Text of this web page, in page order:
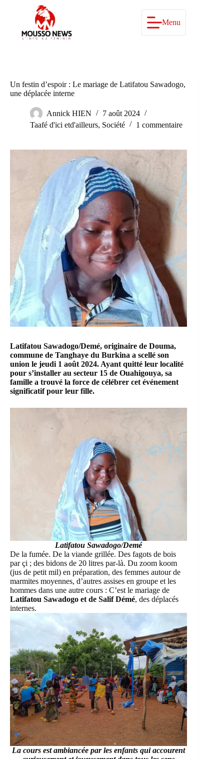
Menu
Un festin d’espoir : Le mariage de Latifatou Sawadogo,
une déplacée interne
Annick HIEN
7 août 2024
Taafé d'ici etd'ailleurs, Société 1 commentaire
Latifatou Sawadogo/Demé, originaire de Douma,
commune de Tanghaye du Burkina a scellé son
union le jeudi 1 août 2024. Ayant quitté leur localité
pour s’installer au secteur 15 de Ouahigouya, sa
famille a trouvé la force de célébrer cet événement
significatif pour leur fille.
Latifatou Sawadogo/Demé
De la fumée. De la viande grillée. Des fagots de bois
par çi ; des bidons de 20 litres par-là. Du zoom koom
(jus de petit mil) en préparation, des femmes autour de
marmites moyennes, d’autres assises en groupe et les
hommes dans une autre cours : C’est le mariage de
Latifatou Sawadogo et de Salif Démé, des déplacés
internes.
La cours est ambiancée par les enfants qui accourent